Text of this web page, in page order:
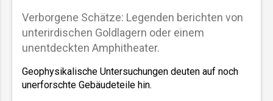
Verborgene Schätze: Legenden berichten von
unterirdischen Goldlagern oder einem
unentdeckten Amphitheater.
Geophysikalische Untersuchungen deuten auf noch
unerforschte Gebäudeteile hin.